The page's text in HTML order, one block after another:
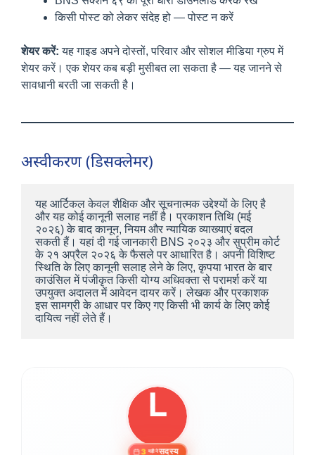
किसी पोस्ट को लेकर संदेह हो — पोस्ट न करें
शेयर करें: यह गाइड अपने दोस्तों, परिवार और सोशल मीडिया ग्रुप में
शेयर करें। एक शेयर कब बड़ी मुसीबत ला सकता है — यह जानने से
सावधानी बरती जा सकती है।
अस्वीकरण (डिसक्लेमर)
यह आर्टिकल केवल शैक्षिक और सूचनात्मक उद्देश्यों के लिए है
और यह कोई कानूनी सलाह नहीं है। प्रकाशन तिथि (मई
२०२६) के बाद कानून, नियम और न्यायिक व्याख्याएं बदल
सकती हैं। यहां दी गई जानकारी BNS २०२३ और सुप्रीम कोर्ट
के २१ अप्रैल २०२६ के फैसले पर आधारित है। अपनी विशिष्ट
स्थिति के लिए कानूनी सलाह लेने के लिए, कृपया भारत के बार
काउंसिल में पंजीकृत किसी योग्य अधिवक्ता से परामर्श करें या
उपयुक्त अदालत में आवेदन दायर करें। लेखक और प्रकाशक
इस सामग्री के आधार पर किए गए किसी भी कार्य के लिए कोई
दायित्व नहीं लेते हैं।
3 महीनेसदस्य